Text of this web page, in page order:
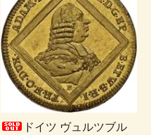
ドイツ ヴュルツブル